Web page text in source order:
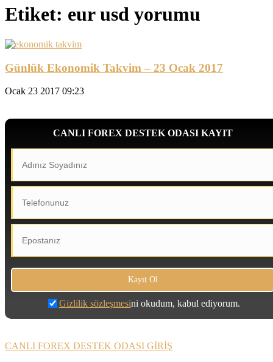
Etiket: eur usd yorumu
Günlük Ekonomik Takvim – 23 Ocak 2017
Ocak 23 2017 09:23
CANLI FOREX DESTEK ODASI KAYIT
Gizlilik sözleşmesini okudum, kabul ediyorum.
CANLI FOREX DESTEK ODASI GİRİŞ